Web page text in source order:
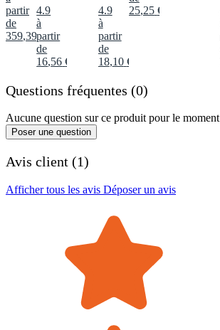
partir
de
359,39 €
4.9
à
partir
de
16,56 €
4.9
à
partir
de
18,10 €
25,25 €
Questions fréquentes (0)
Aucune question sur ce produit pour le moment
Poser une question
Avis client (1)
Afficher tous les avis Déposer un avis